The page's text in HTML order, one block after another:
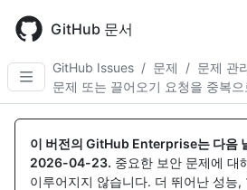
main
content
GitHub 문서
GitHub Issues / 문제 / 문제 관
문제 또는 끌어오기 요청을 중복으
이 버전의 GitHub Enterprise는 다음
2026-04-23. 중요한 보안 문제에 대
이루어지지 않습니다. 더 뛰어난 성능,